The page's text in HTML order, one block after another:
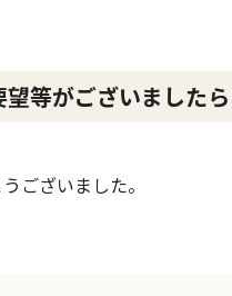
等がございました
ございました。